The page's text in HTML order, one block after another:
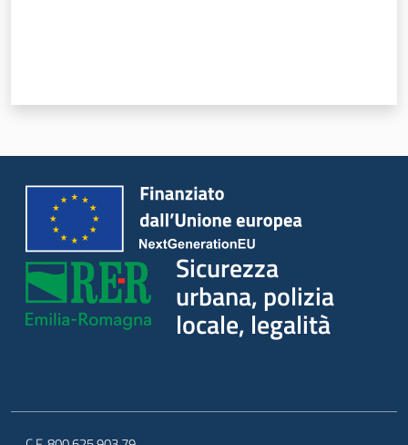
Sicurezza
urbana, polizia
locale, legalità